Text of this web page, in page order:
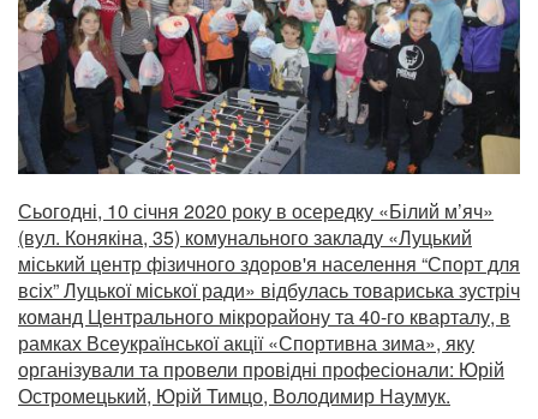
Сьогодні, 10 січня 2020 року в осередку «Білий м’яч»
(вул. Конякіна, 35) комунального закладу «Луцький
міський центр фізичного здоров'я населення “Спорт для
всіх” Луцької міської ради» відбулась товариська зустріч
команд Центрального мікрорайону та 40-го кварталу, в
рамках Всеукраїнської акції «Спортивна зима», яку
організували та провели провідні професіонали: Юрій
Остромецький, Юрій Тимцо, Володимир Наумук.